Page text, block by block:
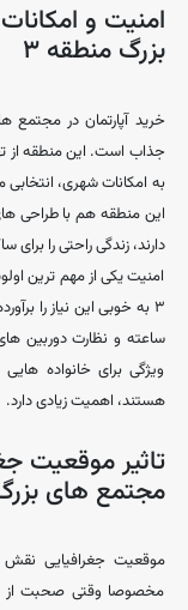
امنیت و
بزرگ منطقه ۳
جذاب است. این منطقه از
به امکانات شهری،
این منطقه هم با طراحی
دارند، زندگی راحتی را برای
امنیت یکی از مهم ‌ترین
ساعته و نظارت دوربین
ویژگی برای خانواده
هستند، اهمیت زیادی دارد.
تاثیر موقعیت
مجتمع ‌های بزرگ:
موقعیت جغرافیایی نقش
مخصوصا وقتی صحبت از